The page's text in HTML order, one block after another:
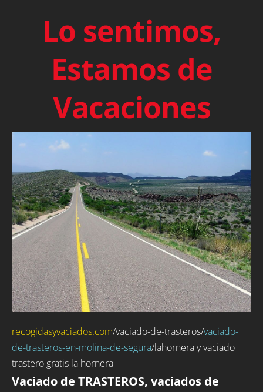
Lo sentimos,
Estamos de
Vacaciones
recogidasyvaciados.com/vaciado-de-trasteros/vaciado-
de-trasteros-en-molina-de-segura/lahornera y vaciado
trastero gratis la hornera
Vaciado de TRASTEROS, vaciados de